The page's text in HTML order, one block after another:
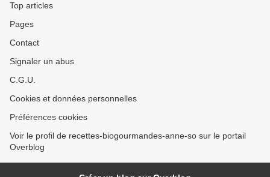
Top articles
Pages
Contact
Signaler un abus
C.G.U.
Cookies et données personnelles
Préférences cookies
Voir le profil de recettes-biogourmandes-anne-so sur le portail
Overblog